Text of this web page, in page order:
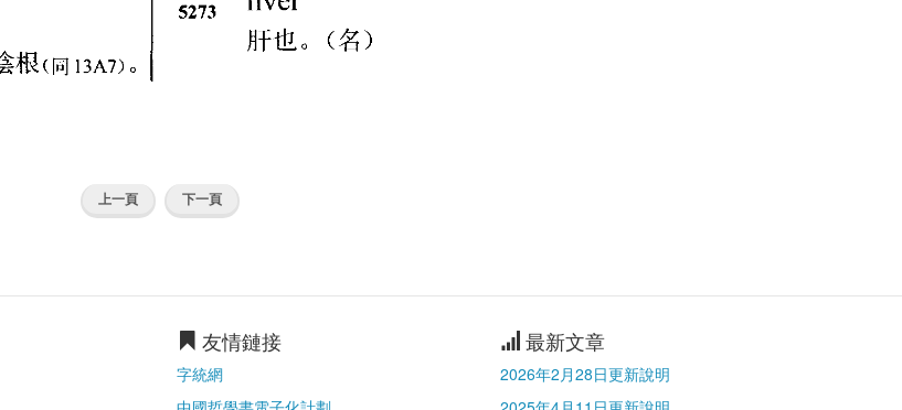
上一頁 下一頁
友情鏈接
字統網
最新文章
2026年2月28日更新說明